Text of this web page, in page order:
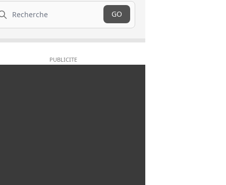
GO